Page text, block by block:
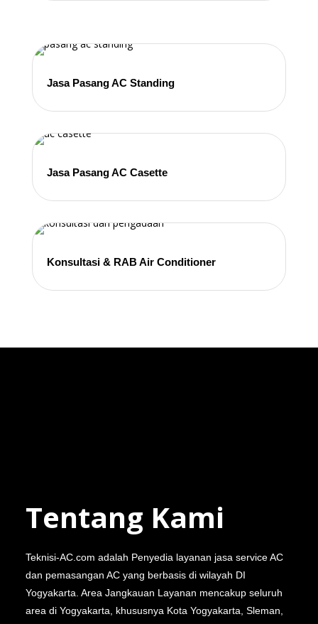
Jasa Pasang AC Standing
Jasa Pasang AC Casette
Konsultasi & RAB Air Conditioner
Tentang Kami
Teknisi-AC.com adalah Penyedia layanan jasa service AC
dan pemasangan AC yang berbasis di wilayah DI
Yogyakarta. Area Jangkauan Layanan mencakup seluruh
area di Yogyakarta, khususnya Kota Yogyakarta, Sleman,